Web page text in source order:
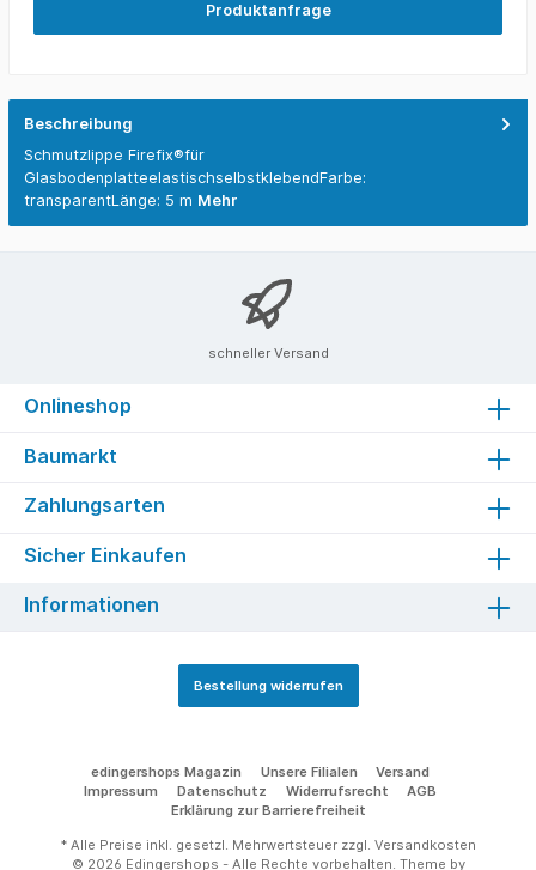
Produktanfrage
Beschreibung
Schmutzlippe Firefix®für
GlasbodenplatteelastischselbstklebendFarbe:
transparentLänge: 5 m Mehr
schneller Versand
Onlineshop
Baumarkt
Zahlungsarten
Sicher Einkaufen
Informationen
Bestellung widerrufen
edingershops Magazin Unsere Filialen
Versand
Impressum
Datenschutz Widerrufsrecht
AGB
Erklärung zur Barrierefreiheit
* Alle Preise inkl. gesetzl. Mehrwertsteuer zzgl. Versandkosten
© 2026 Edingershops - Alle Rechte vorbehalten. Theme by